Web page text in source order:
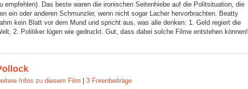
empfehlen). Das beste waren die ironischen Seitenhiebe auf die Politsituation, die
ein oder anderen Schmunzler, wenn nicht sogar Lacher hervorbrachten. Beatty
kein Blatt vor dem Mund und spricht aus, was alle denken: 1. Geld regiert die
2. Politiker lügen wie gedruckt. Gut, dass dabei solche Filme entstehen können!
Infos zu diesem Film 3 Forenbeiträge